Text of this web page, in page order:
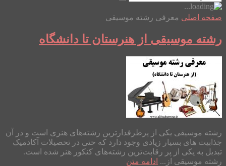
صفحه اصلی معرفی رشته موسیقی
رشته موسیقی از هنرستان تا دانشگاه
رشته موسیقی یکی از پرطرفدارترین رشته‌های هنری است و در آن
جذابیت های بسیار زیادی وجود دارد که حتی در تحصیلات آکادمیک
تبدیل به یکی از پر رقابت‌ترین رشته‌های کنکور هنر شده است.
رشته موسیقی از... ادامه متن